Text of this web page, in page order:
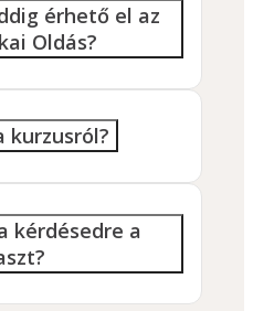
érhető el az
Oldás?
kurzusról?
kérdésedre a